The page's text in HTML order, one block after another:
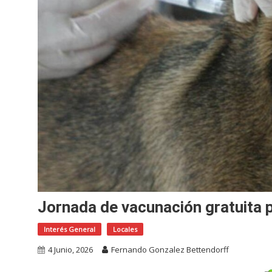
Jornada de vacunación gratuita
Interés General Locales
4 Junio, 2026 Fernando Gonzalez Bettendorff